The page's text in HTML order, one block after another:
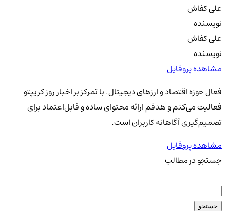
علی کفاش
نویسنده
علی کفاش
نویسنده
مشاهده پروفایل
فعال حوزه اقتصاد و ارزهای دیجیتال. با تمرکز بر اخبار روز کریپتو
فعالیت می‌کنم و هدفم ارائه محتوای ساده و قابل‌اعتماد برای
تصمیم‌گیری آگاهانه کاربران است.
مشاهده پروفایل
جستجو در مطالب
جستجو